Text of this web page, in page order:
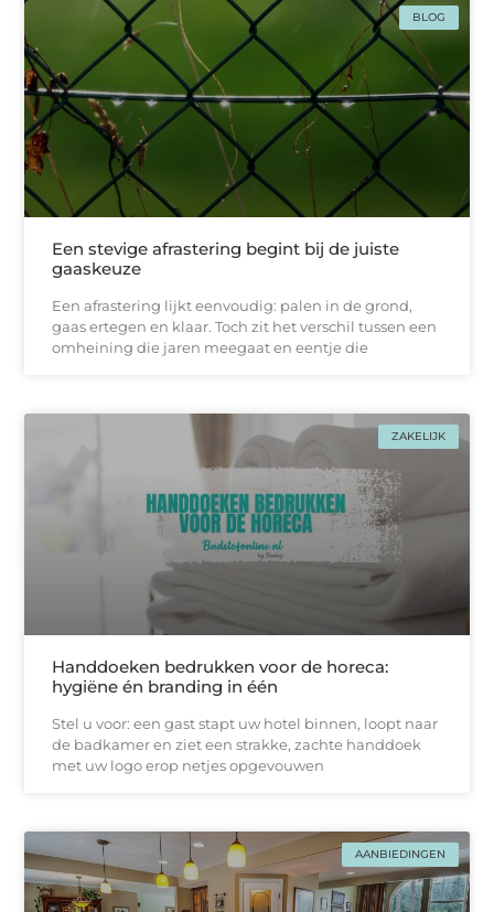
BLOG
Een stevige afrastering begint bij de juiste
gaaskeuze
Een afrastering lijkt eenvoudig: palen in de grond,
gaas ertegen en klaar. Toch zit het verschil tussen een
omheining die jaren meegaat en eentje die
ZAKELIJK
Handdoeken bedrukken voor de horeca:
hygiëne én branding in één
Stel u voor: een gast stapt uw hotel binnen, loopt naar
de badkamer en ziet een strakke, zachtе handdoek
met uw logo erop netjes opgevouwen
AANBIEDINGEN